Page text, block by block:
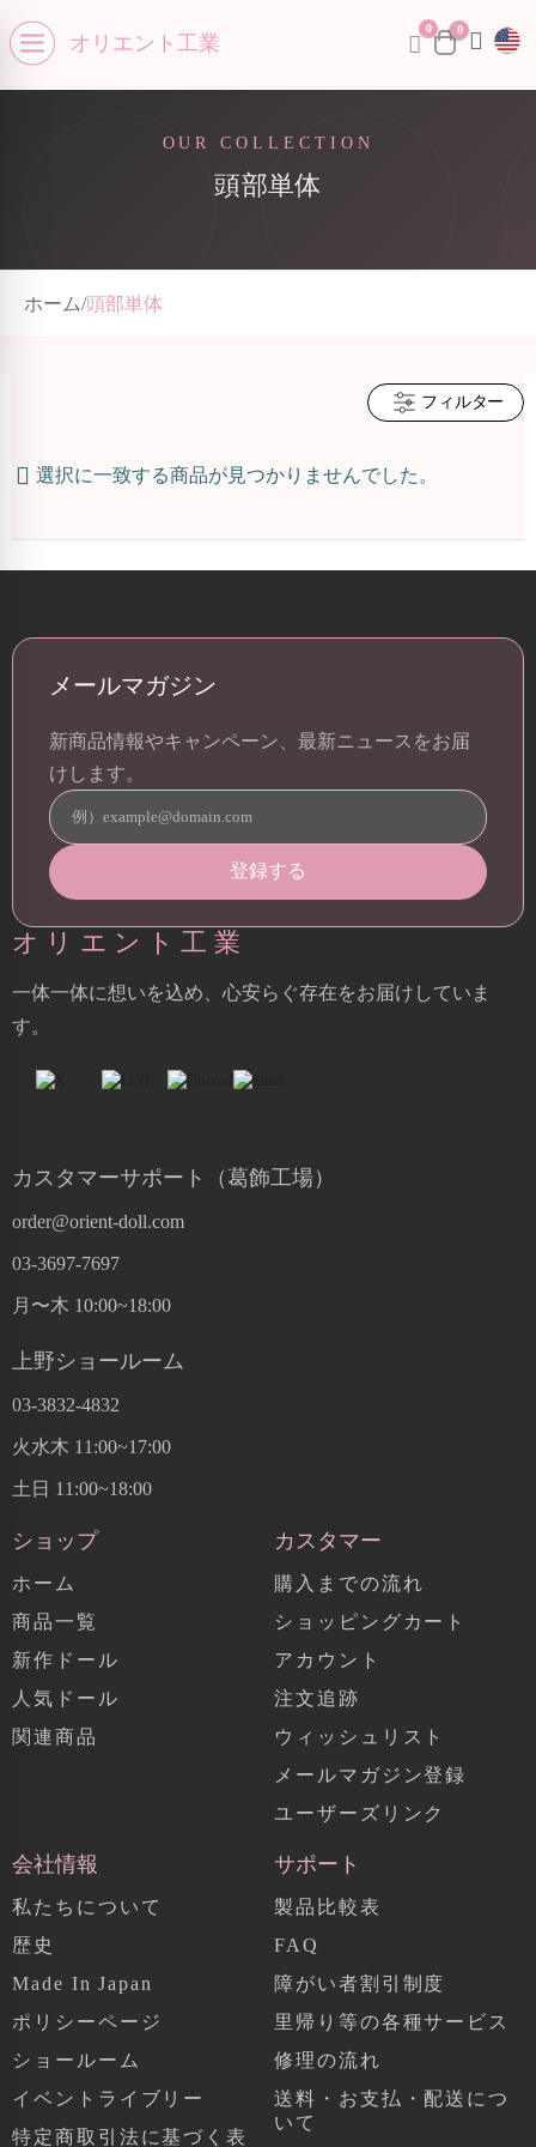
Open menuオリエント工業
0 0
menu
OUR COLLECTION
頭部単体
ホーム/頭部単体
フィルター
選択に一致する商品が見つかりませんでした。
メールマガジン
新商品情報やキャンペーン、最新ニュースをお届
けします。
オリエント工業
一体一体に想いを込め、心安らぐ存在をお届けしていま
す。
カスタマーサポート（葛飾工場）
order@orient-doll.com
03-3697-7697
月〜木 10:00~18:00
上野ショールーム
03-3832-4832
火水木 11:00~17:00
土日 11:00~18:00
ショップ
ホーム
商品一覧
新作ドール
人気ドール
関連商品
カスタマー
購入までの流れ
ショッピングカート
アカウント
注文追跡
ウィッシュリスト
メールマガジン登録
ユーザーズリンク
会社情報
私たちについて
歴史
Made In Japan
ポリシーページ
ショールーム
イベントライブリー
特定商取引法に基づく表
サポート
製品比較表
FAQ
障がい者割引制度
里帰り等の各種サービス
修理の流れ
送料・お支払・配送につ
いて